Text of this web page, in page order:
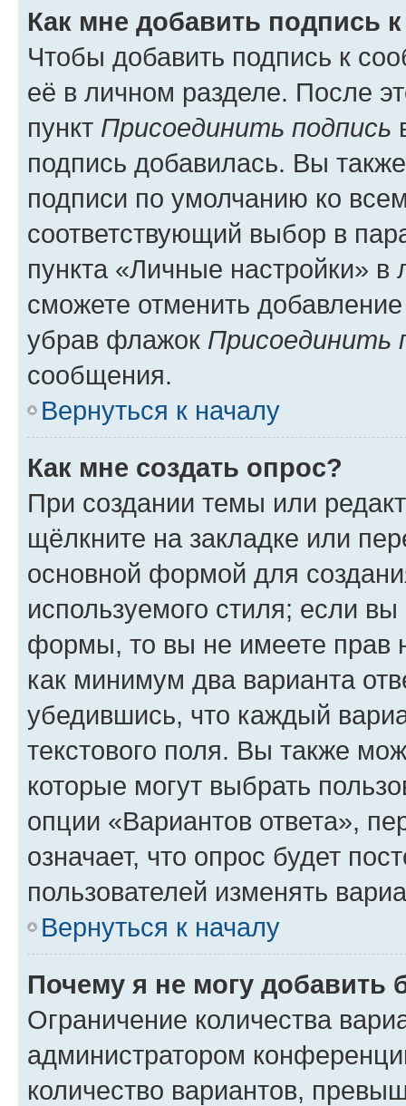
Как мне добавить подпись
Чтобы добавить подпись к
её в личном разделе. После
пункт Присоединить подпись
подпись добавилась. Вы
подписи по умолчанию ко
соответствующий выбор в
пункта «Личные настройки»
сможете отменить
убрав флажок Присоединить
сообщения.
Вернуться к началу
Как мне создать опрос?
При создании темы или
щёлкните на закладке или
основной формой для
используемого стиля; если
формы, то вы не имеете прав
как минимум два варианта
убедившись, что каждый
текстового поля. Вы также
которые могут выбрать
опции «Вариантов ответа»,
означает, что опрос будет
пользователей изменять
Вернуться к началу
Почему я не могу добавить
Ограничение количества
администратором
количество вариантов,